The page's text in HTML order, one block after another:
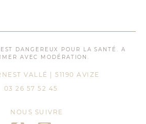
DANGEREUX POUR LA SANTÉ. A
AVEC MODÉRATION.
VALLÉ | 51190 AVIZE
03 26 57 52 45
NOUS SUIVRE